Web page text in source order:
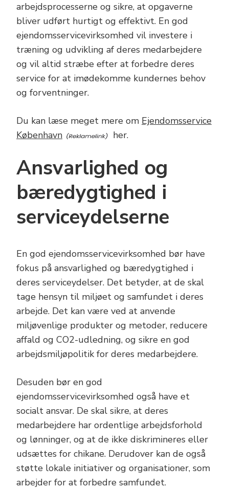
arbejdsprocesserne og sikre, at opgaverne
bliver udført hurtigt og effektivt. En god
ejendomsservicevirksomhed vil investere i
træning og udvikling af deres medarbejdere
og vil altid stræbe efter at forbedre deres
service for at imødekomme kundernes behov
og forventninger.
Du kan læse meget mere om Ejendomsservice
København
her.
Ansvarlighed og
bæredygtighed i
serviceydelserne
En god ejendomsservicevirksomhed bør have
fokus på ansvarlighed og bæredygtighed i
deres serviceydelser. Det betyder, at de skal
tage hensyn til miljøet og samfundet i deres
arbejde. Det kan være ved at anvende
miljøvenlige produkter og metoder, reducere
affald og CO2-udledning, og sikre en god
arbejdsmiljøpolitik for deres medarbejdere.
Desuden bør en god
ejendomsservicevirksomhed også have et
socialt ansvar. De skal sikre, at deres
medarbejdere har ordentlige arbejdsforhold
og lønninger, og at de ikke diskrimineres eller
udsættes for chikane. Derudover kan de også
støtte lokale initiativer og organisationer, som
arbejder for at forbedre samfundet.